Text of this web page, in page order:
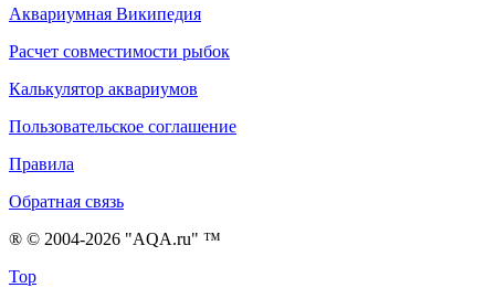
Аквариумная Википедия
Расчет совместимости рыбок
Калькулятор аквариумов
Пользовательское соглашение
Правила
Обратная связь
® © 2004-2026 "AQA.ru" ™
Top